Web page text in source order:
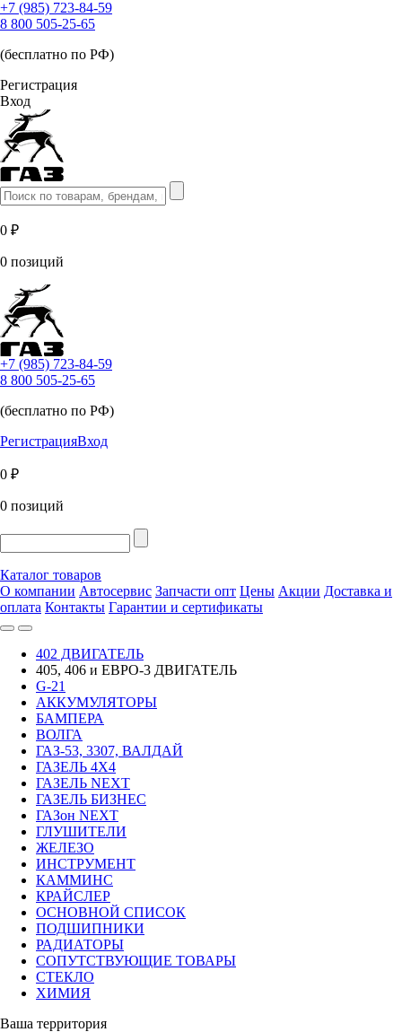
+7 (985) 723-84-59
8 800 505-25-65
(бесплатно по РФ)
Регистрация
Вход
0 ₽
0 позиций
+7 (985) 723-84-59
8 800 505-25-65
(бесплатно по РФ)
РегистрацияВход
0 ₽
0 позиций
Каталог товаров
О компании Автосервис Запчасти опт Цены Акции Доставка и
оплата Контакты Гарантии и сертификаты
402 ДВИГАТЕЛЬ
405, 406 и ЕВРО-3 ДВИГАТЕЛЬ
G-21
АККУМУЛЯТОРЫ
БАМПЕРА
ВОЛГА
ГАЗ-53, 3307, ВАЛДАЙ
ГАЗЕЛЬ 4Х4
ГАЗЕЛЬ NEXT
ГАЗЕЛЬ БИЗНЕС
ГАЗон NEXT
ГЛУШИТЕЛИ
ЖЕЛЕЗО
ИНСТРУМЕНТ
КАММИНС
КРАЙСЛЕР
ОСНОВНОЙ СПИСОК
ПОДШИПНИКИ
РАДИАТОРЫ
СОПУТСТВУЮЩИЕ ТОВАРЫ
СТЕКЛО
ХИМИЯ
Ваша территория